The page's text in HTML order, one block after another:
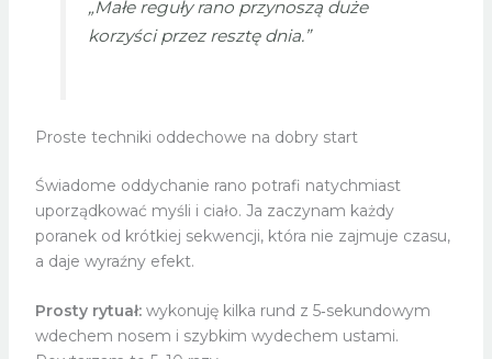
„Małe reguły rano przynoszą duże
korzyści przez resztę dnia.”
Proste techniki oddechowe na dobry start
Świadome oddychanie rano potrafi natychmiast
uporządkować myśli i ciało. Ja zaczynam każdy
poranek od krótkiej sekwencji, która nie zajmuje czasu,
a daje wyraźny efekt.
Prosty rytuał:wykonuję kilka rund z 5‑sekundowym
wdechem nosem i szybkim wydechem ustami.